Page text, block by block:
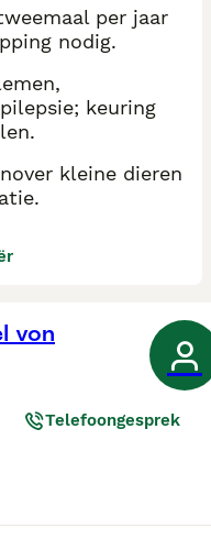
per jaar
nodig.
keuring
kleine dieren
von
Telefoongesprek